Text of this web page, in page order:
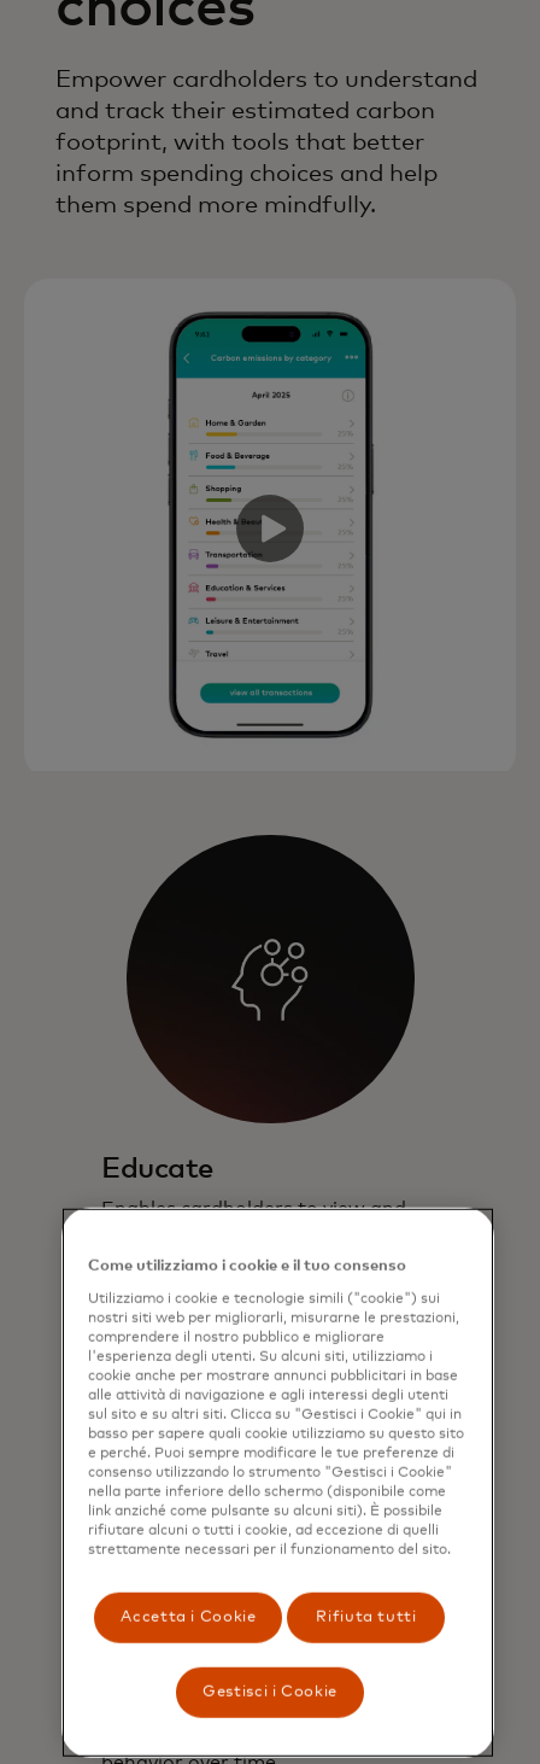
Empower cardholders to understand
and track their estimated carbon
footprint, with tools that better
inform spending choices and help
them spend more mindfully.
Educate
Enables cardholders to view and
footprint based on their purchases.
Monitor
Come utilizziamo i cookie e il tuo consenso
Utilizziamo i cookie e tecnologie simili ("cookie") sui
nostri siti web per migliorarli, misurarne le prestazioni,
comprendere il nostro pubblico e migliorare
l'esperienza degli utenti. Su alcuni siti, utilizziamo i
cookie anche per mostrare annunci pubblicitari in base
alle attività di navigazione e agli interessi degli utenti
sul sito e su altri siti. Clicca su "Gestisci i Cookie" qui in
basso per sapere quali cookie utilizziamo su questo sito
e perché. Puoi sempre modificare le tue preferenze di
consenso utilizzando lo strumento "Gestisci i Cookie"
nella parte inferiore dello schermo (disponibile come
link anziché come pulsante su alcuni siti). È possibile
rifiutare alcuni o tutti i cookie, ad eccezione di quelli
strettamente necessari per il funzionamento del sito.
Accetta i Cookie Rifiuta tutti
Gestisci i Cookie